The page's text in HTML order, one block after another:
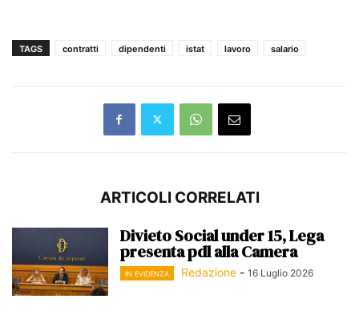
TAGS contratti dipendenti istat lavoro salario
ARTICOLI CORRELATI
Divieto Social under 15, Lega
presenta pdl alla Camera
IN EVIDENZA Redazione - 16 Luglio 2026